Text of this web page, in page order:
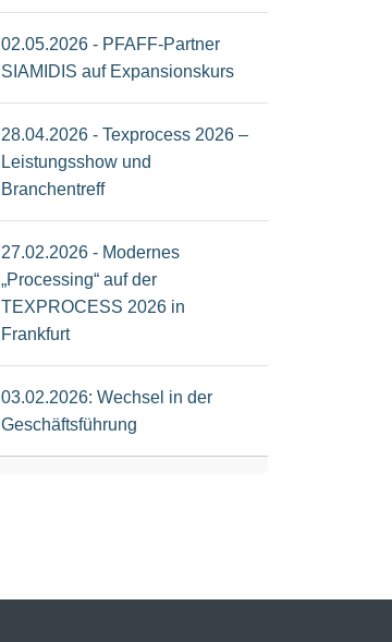
02.05.2026 - PFAFF-Partner
SIAMIDIS auf Expansionskurs
28.04.2026 - Texprocess 2026 –
Leistungsshow und
Branchentreff
27.02.2026 - Modernes
„Processing“ auf der
TEXPROCESS 2026 in
Frankfurt
03.02.2026: Wechsel in der
Geschäftsführung